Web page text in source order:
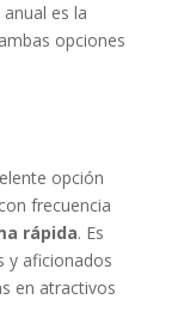
es la
opciones
opción
frecuencia
rápida. Es
y aficionados
en atractivos